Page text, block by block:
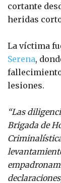
cortante
heridas
La víctima
Serena,
lesiones.
“Las
Brigada de